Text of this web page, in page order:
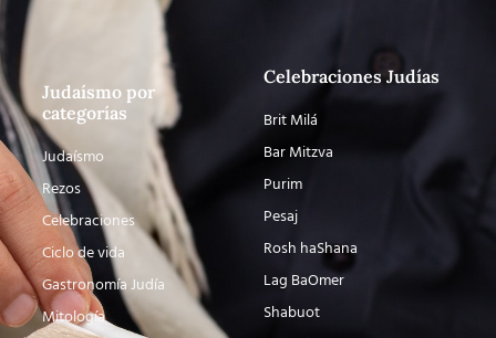
Judaísmo por
categorías
Judaísmo
Rezos
Celebraciones
Ciclo de vida
Gastronomía Judía
Mitología
Celebraciones Judías
Brit Milá
Bar Mitzva
Purim
Pesaj
Rosh haShana
Lag BaOmer
Shabuot